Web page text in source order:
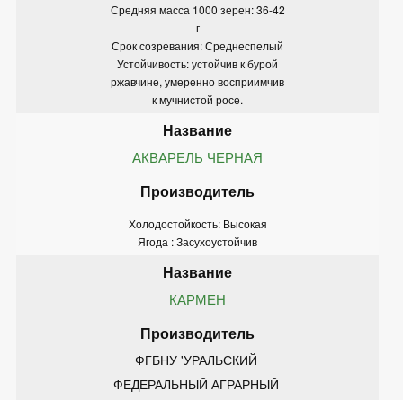
Средняя масса 1000 зерен: 36-42
г
Срок созревания: Среднеспелый
Устойчивость: устойчив к бурой
ржавчине, умеренно восприимчив
к мучнистой росе.
АКВАРЕЛЬ ЧЕРНАЯ
Холодостойкость: Высокая
Ягода : Засухоустойчив
КАРМЕН
ФГБНУ 'УРАЛЬСКИЙ
ФЕДЕРАЛЬНЫЙ АГРАРНЫЙ